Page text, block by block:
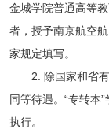
金城学院普通高等
者，授予南京航空
家规定填写。
2. 除国家和省有
同等待遇。“专转本
执行。